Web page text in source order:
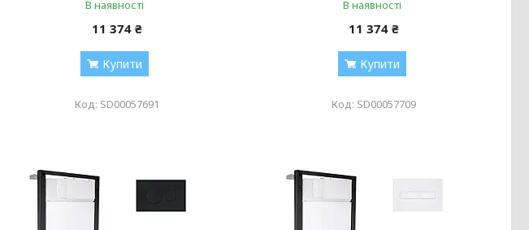
В наявності
11 374 ₴
Купити
SD00057691
В наявності
11 374 ₴
Купити
SD00057709